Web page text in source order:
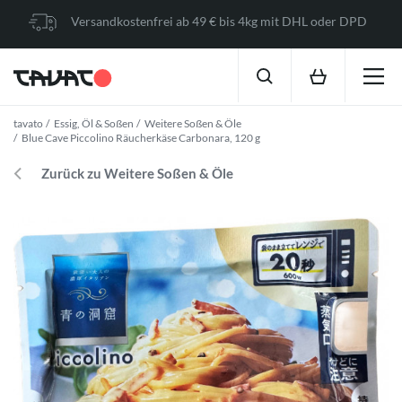
Versandkostenfrei ab 49 € bis 4kg mit DHL oder DPD
tavato Essig, Öl & Soßen
Weitere Soßen & Öle
Blue Cave Piccolino Räucherkäse Carbonara, 120 g
Zurück zu Weitere Soßen & Öle